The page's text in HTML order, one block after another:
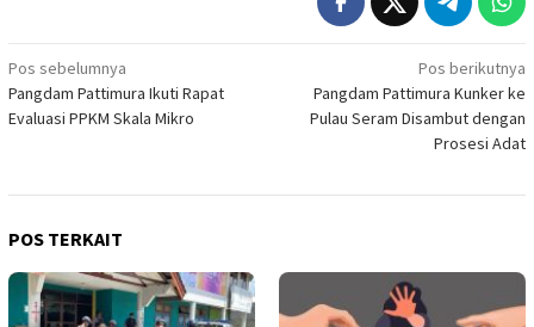
Navigasi
pos
Pos sebelumnya
Pangdam Pattimura Ikuti Rapat
Evaluasi PPKM Skala Mikro
Pos berikutnya
Pangdam Pattimura Kunker ke
Pulau Seram Disambut dengan
Prosesi Adat
POS TERKAIT